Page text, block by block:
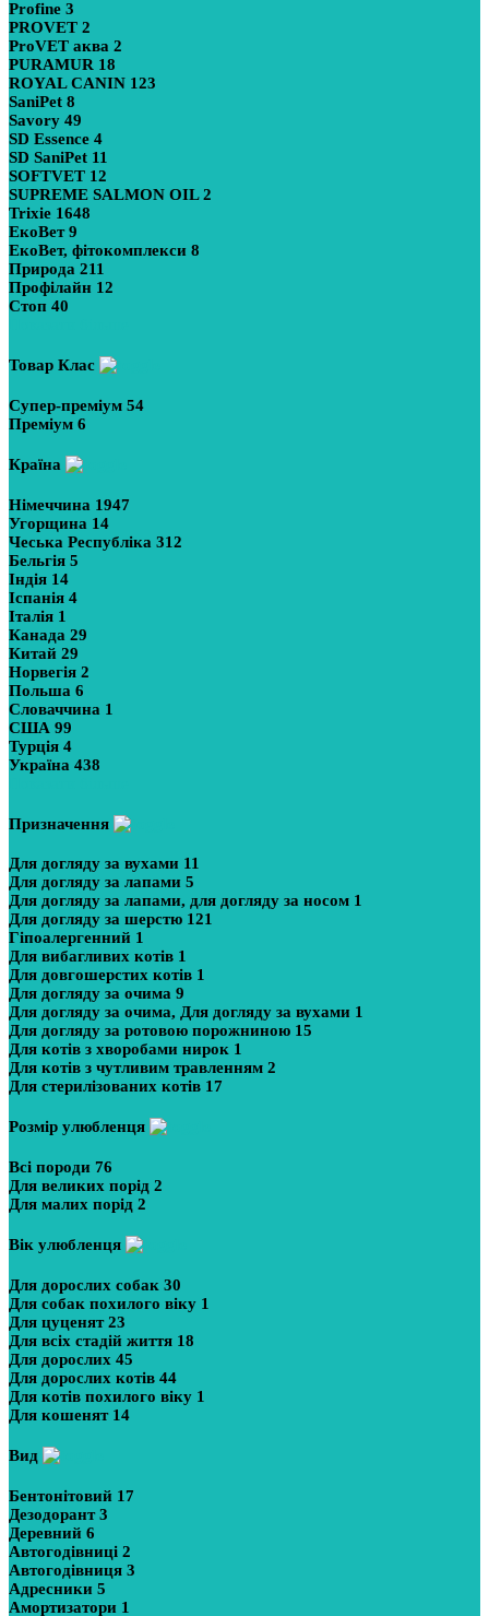
Profine 3
PROVET 2
ProVET аква 2
PURAMUR 18
ROYAL CANIN 123
SaniPet 8
Savory 49
SD Essence 4
SD SaniPet 11
SOFTVET 12
SUPREME SALMON OIL2
Trixie 1648
ЕкоВет9
ЕкоВет, фітокомплекси 8
Природа 211
Профілайн 12
Стоп 40
Товар Клас
Супер-преміум 54
Преміум 6
Країна
Німеччина 1947
Угорщина 14
Чеська Республіка 312
Бельгія 5
Індія 14
Іспанія 4
Італія 1
Канада 29
Китай 29
Норвегія 2
Польша 6
Словаччина 1
США 99
Турція 4
Україна 438
Призначення
Для догляду за вухами 11
Для догляду за лапами 5
Для догляду за лапами, для догляду за носом 1
Для догляду за шерстю 121
Гіпоалергенний 1
Для вибагливих котів 1
Для довгошерстих котів 1
Для догляду за очима 9
Для догляду за очима, Для догляду за вухами 1
Для догляду за ротовою порожниною 15
Для котів з хворобами нирок 1
Для котів з чутливим травленням 2
Для стерилізованих котів 17
Розмір улюбленця
Всі породи 76
Для великих порід 2
Для малих порід 2
Вік улюбленця
Для дорослих собак 30
Для собак похилого віку 1
Для цуценят23
Для всіх стадій життя 18
Для дорослих 45
Для дорослих котів 44
Для котів похилого віку 1
Для кошенят 14
Вид
Бентонітовий 17
Дезодорант3
Деревний 6
Автогодівниці 2
Автогодівниця 3
Адресники 5
Амортизатори 1